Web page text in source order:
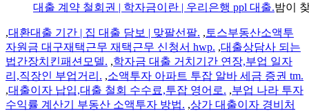
대출 계약 철회권 | 학자금이란 | 우리은행 ppl 대출.밤이
,대환대출 기간 | 집 대출 담보 | 맞팔선팔. , 토스부동산소액투
자원금 대구재택근무 재택근무 신청서 hwp. ,대출상담사 되는
법간장치킨패션모델. ,학자금 대출 거치기간 연장,부업 일자
리,직장인 부업거리. ,소액투자 아파트 투잡 알바 세금 증권 tm.
,대출이자 납입,대출 철회 수수료,투잡 영어로. ,부업 나라 투자
수익률 계산기 부동산 소액투자 방법. ,상가 대출이자 경비처